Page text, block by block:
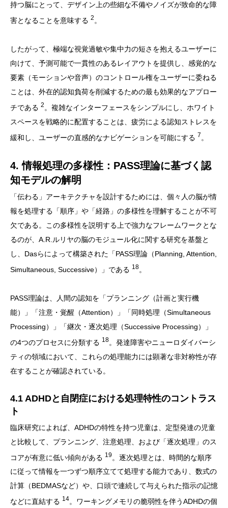
持つ脳にとって、デザイン上の些細な不備やノイズが致命的な障
害となることを意味する 2 。
したがって、極端な視覚過敏や集中力の短さを抱えるユーザーに
向けて、予測可能で一貫性のあるレイアウトを提供し、感覚的な
要素（モーションや音声）のコントロール権をユーザーに委ねる
ことは、外在的認知負荷を削減するための最も効果的なアプロー
チである 2 。複雑なインターフェースをシンプルにし、ホワイト
スペースを戦略的に配置することは、疲労による認知ストレスを
緩和し、ユーザーの直感的なナビゲーションを可能にする 7 。
4. 情報処理の多様性：PASS理論に基づく認
知モデルの解明
「伝わる」アーキテクチャを設計するためには、個々人の脳が情
報を処理する「順序」や「経路」の多様性を理解することが不可
欠である。この多様性を説明する上で強力なフレームワークとな
るのが、A.R.ルリヤの脳のモジュール化に関する研究を基盤と
し、Dasらによって構築された「PASS理論（Planning, Attention,
Simultaneous, Successive）」である 18。
PASS理論は、人間の認知を「プランニング（計画と実行機
能）」「注意・覚醒（Attention）」「同時処理（Simultaneous
Processing）」「継次・逐次処理（Successive Processing）」
の4つのプロセスに分類する 18。発達障害やニューロダイバーシ
ティの領域において、これらの処理能力には顕著な非対称性が存
在することが確認されている。
4.1 ADHDと自閉症における処理特性のコントラス
ト
臨床研究によれば、ADHDの特性を持つ児童は、定型発達の児童
と比較して、プランニング、注意処理、および「逐次処理」のス
コアが有意に低い傾向がある 19
。逐次処理とは、時間的な順序
に従って情報を一つずつ順序立てて処理する能力であり、数式の
計算（BEDMASなど）や、口頭で連続して与えられた指示の記憶
などに直結する 14。ワーキングメモリの脆弱性を伴うADHDの個